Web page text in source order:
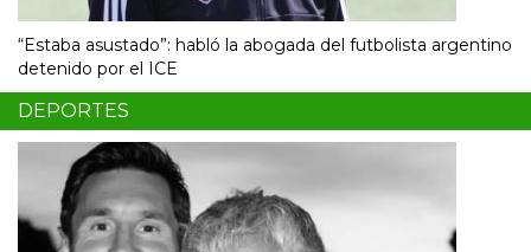
“Estaba asustado”: habló la abogada del futbolista argentino
detenido por el ICE
DEPORTES